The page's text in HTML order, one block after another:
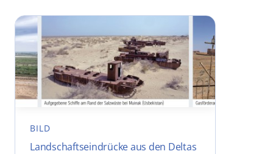
BILD
Landschaftseindrücke aus den Deltas